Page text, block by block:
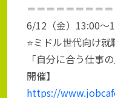
＝＝＝＝＝＝＝＝
6/12（金）13:00～
⭐ミドル世代向け
「自分に合う仕事
開催】
https://